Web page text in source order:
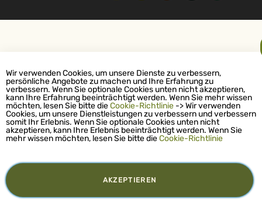
Wir verwenden Cookies, um unsere Dienste zu verbessern,
persönliche Angebote zu machen und Ihre Erfahrung zu
verbessern. Wenn Sie optionale Cookies unten nicht akzeptieren,
kann Ihre Erfahrung beeinträchtigt werden. Wenn Sie mehr wissen
möchten, lesen Sie bitte dieCookie-Richtlinie -> Wir verwenden
Cookies, um unsere Dienstleistungen zu verbessern und verbessern
somit Ihr Erlebnis. Wenn Sie optionale Cookies unten nicht
akzeptieren, kann Ihre Erlebnis beeinträchtigt werden. Wenn Sie
mehr wissen möchten, lesen Sie bitte dieCookie-Richtlinie
AKZEPTIEREN